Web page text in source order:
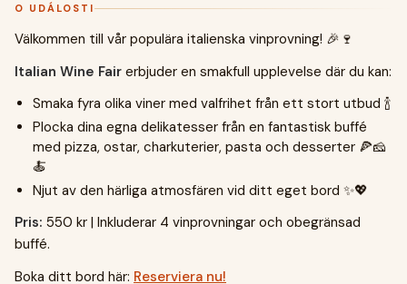
O UDÁLOSTI
Välkommen till vår populära italienska vinprovning! 🎉🍷
Italian Wine Fair erbjuder en smakfull upplevelse där du kan:
Smaka fyra olika viner med valfrihet från ett stort utbud 🍾
Plocka dina egna delikatesser från en fantastisk buffé
med pizza, ostar, charkuterier, pasta och desserter 🍕🧀
🍝
Njut av den härliga atmosfären vid ditt eget bord ✨💖
Pris: 550 kr | Inkluderar 4 vinprovningar och obegränsad
buffé.
Boka ditt bord här: Reserviera nu!